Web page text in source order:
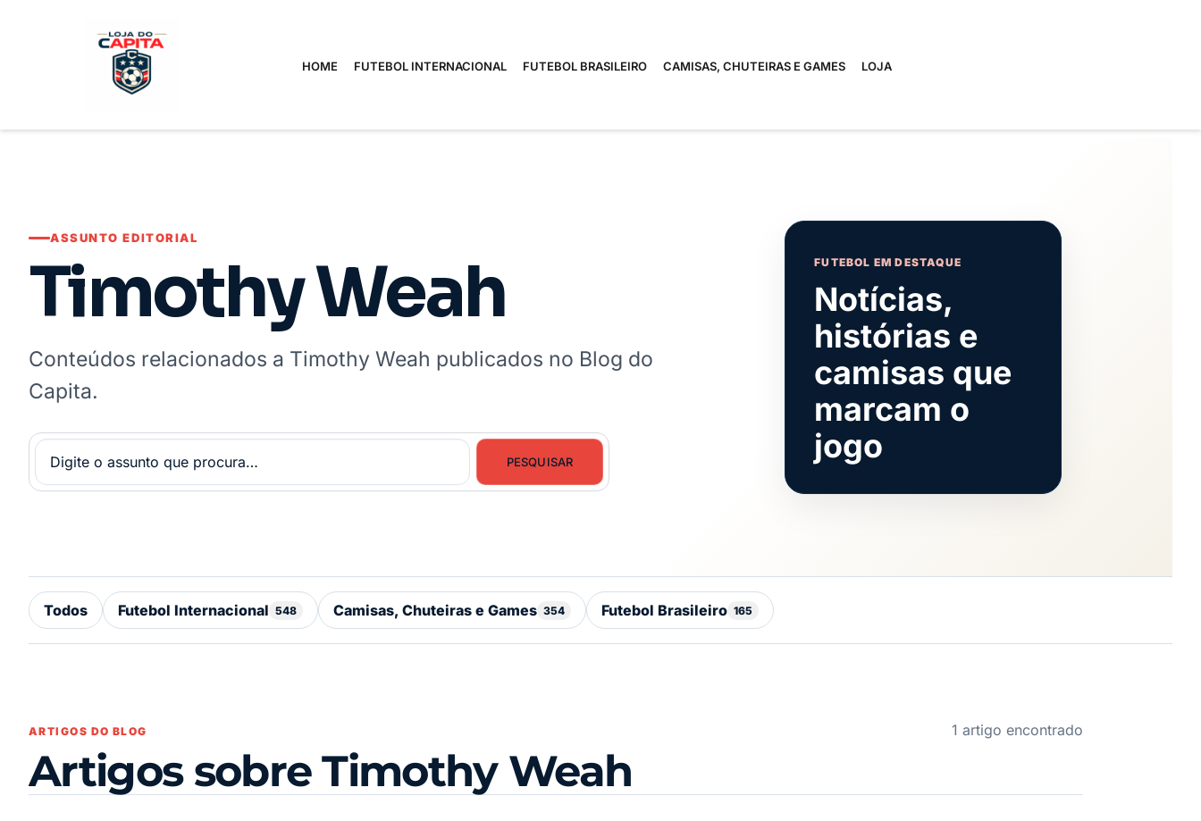
HOME FUTEBOL INTERNACIONAL FUTEBOL BRASILEIRO CAMISAS, CHUTEIRAS E GAMES LOJA
ASSUNTO EDITORIAL
Timothy Weah
Conteúdos relacionados a Timothy Weah publicados no Blog do
Capita.
PESQUISAR
FUTEBOL EM DESTAQUE
Notícias,
histórias e
camisas que
marcam o
jogo
Todos Futebol Internacional 548 Camisas, Chuteiras e Games 354 Futebol Brasileiro 165
ARTIGOS DO BLOG
Artigos sobre Timothy Weah
1 artigo encontrado